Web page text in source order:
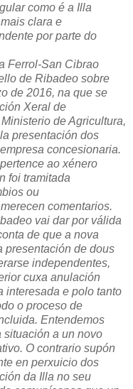
como é a Illa
clara e
por parte do
Ferrol-San Cibrao
de Ribadeo sobre
de 2016, na que se
Xeral de
de Agricultura,
presentación dos
concesionaria.
ao xénero
foi tramitada
ou
comentarios.
vai dar por válida
de que a nova
presentación de dous
independentes,
cuxa anulación
interesada e polo tanto
o proceso de
Entendemos
situación a un novo
O contrario supón
en perxuicio dos
da Illa no seu